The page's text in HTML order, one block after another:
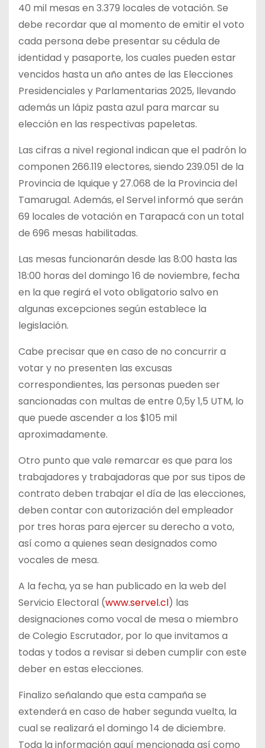
40 mil mesas en 3.379 locales de votación. Se
debe recordar que al momento de emitir el voto
cada persona debe presentar su cédula de
identidad y pasaporte, los cuales pueden estar
vencidos hasta un año antes de las Elecciones
Presidenciales y Parlamentarias 2025, llevando
además un lápiz pasta azul para marcar su
elección en las respectivas papeletas.
Las cifras a nivel regional indican que el padrón lo
componen 266.119 electores, siendo 239.051 de la
Provincia de Iquique y 27.068 de la Provincia del
Tamarugal. Además, el Servel informó que serán
69 locales de votación en Tarapacá con un total
de 696 mesas habilitadas.
Las mesas funcionarán desde las 8:00 hasta las
18:00 horas del domingo 16 de noviembre, fecha
en la que regirá el voto obligatorio salvo en
algunas excepciones según establece la
legislación.
Cabe precisar que en caso de no concurrir a
votar y no presenten las excusas
correspondientes, las personas pueden ser
sancionadas con multas de entre 0,5y 1,5 UTM, lo
que puede ascender a los $105 mil
aproximadamente.
Otro punto que vale remarcar es que para los
trabajadores y trabajadoras que por sus tipos de
contrato deben trabajar el día de las elecciones,
deben contar con autorización del empleador
por tres horas para ejercer su derecho a voto,
así como a quienes sean designados como
vocales de mesa.
A la fecha, ya se han publicado en la web del
Servicio Electoral (www.servel.cl) las
designaciones como vocal de mesa o miembro
de Colegio Escrutador, por lo que invitamos a
todas y todos a revisar si deben cumplir con este
deber en estas elecciones.
Finalizo señalando que esta campaña se
extenderá en caso de haber segunda vuelta, la
cual se realizará el domingo 14 de diciembre.
Toda la información aquí mencionada así como